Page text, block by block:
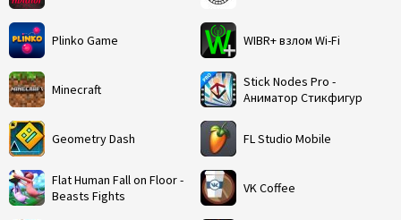
Plinko Game
Minecraft
Geometry Dash
Flat Human Fall on Floor -
Beasts Fights
WIBR+ взлом Wi-Fi
Stick Nodes Pro -
Аниматор Стикфигур
FL Studio Mobile
VK Coffee